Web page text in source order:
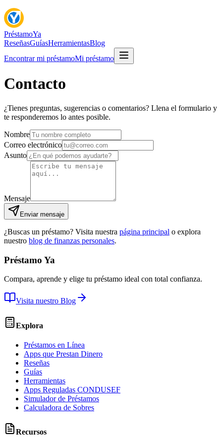
PréstamoYa
ReseñasGuíasHerramientasBlog
Encontrar mi préstamoMi préstamo
Contacto
¿Tienes preguntas, sugerencias o comentarios? Llena el formulario y
te responderemos lo antes posible.
Nombre
Correo electrónico
Asunto
Mensaje
Enviar mensaje
¿Buscas un préstamo? Visita nuestra página principal o explora
nuestro blog de finanzas personales.
Préstamo Ya
Compara, aprende y elige tu préstamo ideal con total confianza.
Visita nuestro Blog
Explora
Préstamos en Línea
Apps que Prestan Dinero
Reseñas
Guías
Herramientas
Apps Reguladas CONDUSEF
Simulador de Préstamos
Calculadora de Sobres
Recursos